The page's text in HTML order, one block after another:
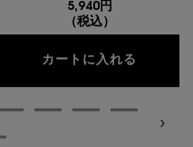
ミニ クラッチ
5,940円
（税込）
カートに入れる